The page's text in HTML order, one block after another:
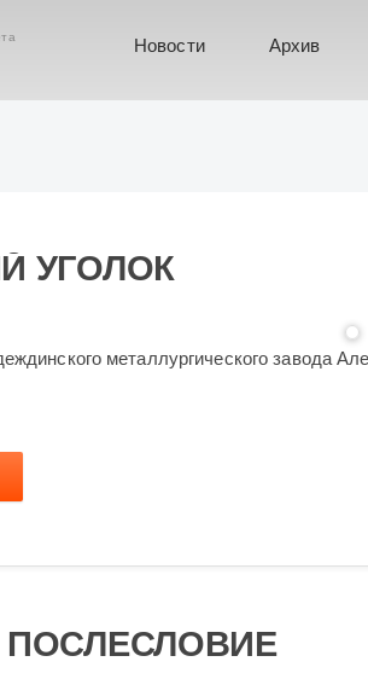
Новости Архив
УГОЛОК
металлургического завода
ПОСЛЕСЛОВИЕ